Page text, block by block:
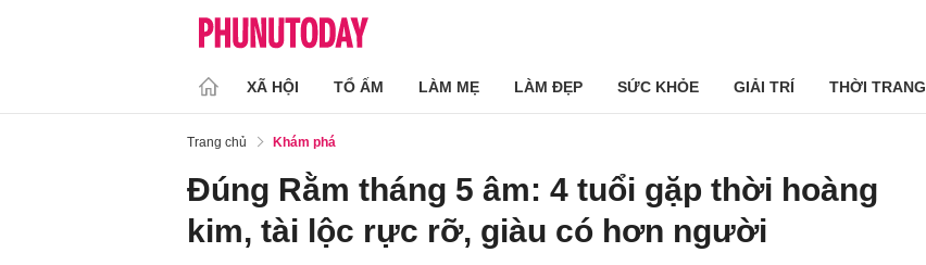
XÃ HỘI TỔ ẤM LÀM MẸ LÀM ĐẸP SỨC KHỎE GIẢI TRÍ THỜI TRANG
Trang chủ Khám phá
Đúng Rằm tháng 5 âm: 4 tuổi gặp thời hoàng
kim, tài lộc rực rỡ, giàu có hơn người